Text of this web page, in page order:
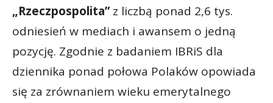
„Rzeczpospolita”z liczbą ponad 2,6 tys.
odniesień w mediach i awansem o jedną
pozycję. Zgodnie z badaniem IBRiS dla
dziennika ponad połowa Polaków opowiada
się za zrównaniem wieku emerytalnego